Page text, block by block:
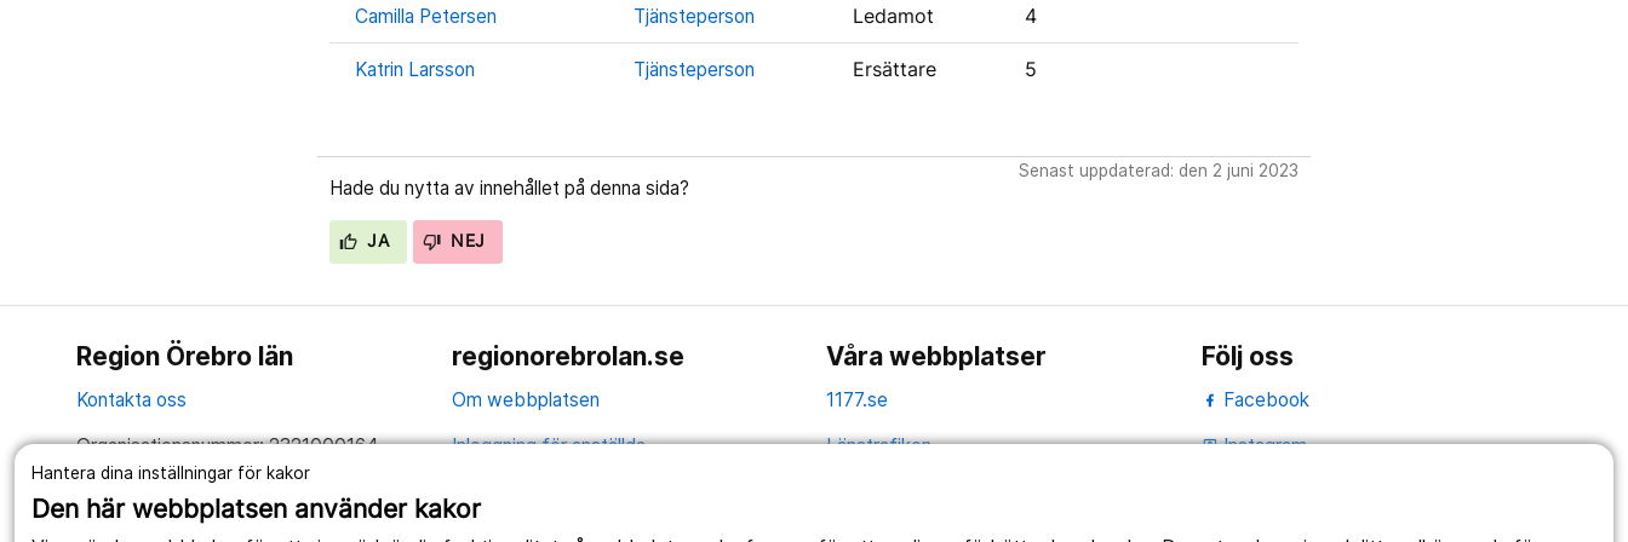
Hantera dina inställningar för kakor
Den här webbplatsen använder kakor
Camilla Petersen Tjänsteperson Ledamot 4
Katrin Larsson Tjänsteperson Ersättare 5
Hade du nytta av innehållet på denna sida?
JA NEJ
Senast uppdaterad: den 2 juni 2023
Region Örebro län
Kontakta oss
Organisationsnummer: 2321000164
regionorebrolan.se
Om webbplatsen
Inloggning för anställda
Anslagstavla
Våra webbplatser
1177.se
Länstrafiken
Utveckling
Följ oss
Facebook
portraitInstagram